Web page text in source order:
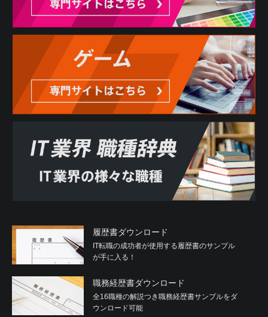
履歴書ダウンロード
IT転職の成功者が使用する履歴書のサンプル
が手に入る！
職務経歴書ダウンロード
全16職種の解説つき職務経歴書サンプルをダ
ウンロード可能